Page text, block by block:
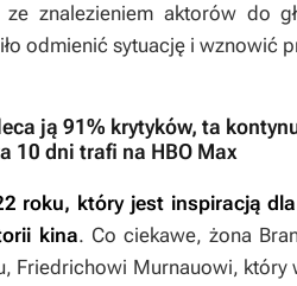
znalezieniem aktorów do
odmienić sytuację i wznowić
ją 91% krytyków, ta
10 dni trafi na HBO Max
roku, który jest inspiracją
kina. Co ciekawe, żona
Friedrichowi Murnauowi, który